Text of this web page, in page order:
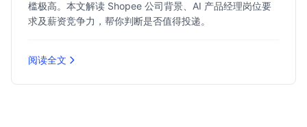
槛极高。本文解读 Shopee 公司背景、AI 产品经理岗位要
求及薪资竞争力，帮你判断是否值得投递。
阅读全文